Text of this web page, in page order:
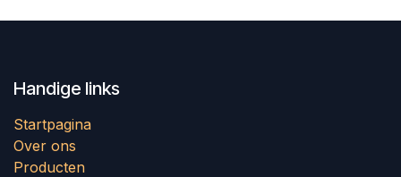
Handige links
Startpagina
Over ons
Producten